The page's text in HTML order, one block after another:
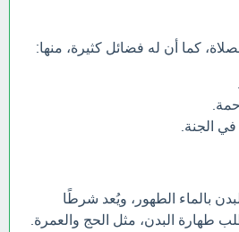
كما أن له فضائل كثيرة، منها:
الجنة.
بالماء الطهور، ويُعد شرطًا
طهارة البدن، مثل الحج والعمرة.